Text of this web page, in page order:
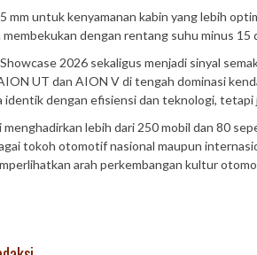
mm untuk kenyamanan kabin yang lebih
dengan rentang suhu minus
2026 sekaligus menjadi sinyal
UT dan AION V di tengah dominasi
identik dengan efisiensi dan teknologi,
lebih dari 250 mobil dan 80
tokoh otomotif nasional maupun
arah perkembangan kultur